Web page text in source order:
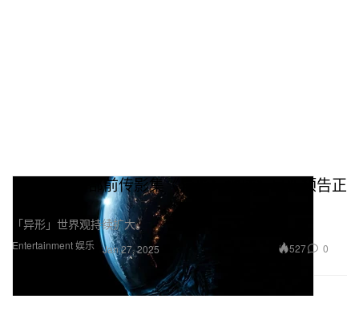
Entertainment 娱乐
《异形》首部前传影集《异形：地球》最新预告正
「异形」世界观持续扩大。
Jan 27, 2025 527 0